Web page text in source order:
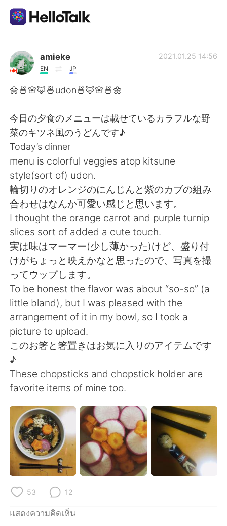
แอปแลกเปลี่ยนทางภาษา
AI Grammar Checker
English
繁體中文
العربية Français
Deutsch 日本語
한국어 Русский
Indonesia
Türkçe Tiếng Việt
Português
amieke
EN JP
2021.01.25 14:56
🌼🍜🌸🦊🍜udon🍜🦊🌸🍜🌼
今日の夕食のメニューは載せているカラフルな野
菜のキツネ風のうどんです♪
Today’s dinner
menu is colorful veggies atop kitsune
style(sort of) udon.
輪切りのオレンジのにんじんと紫のカブの組み
合わせはなんか可愛い感じと思います。
I thought the orange carrot and purple turnip
slices sort of added a cute touch.
実は味はマーマー(少し薄かった)けど、盛り付
けがちょっと映えかなと思ったので、写真を撮
ってウップします。
To be honest the flavor was about “so-so” (a
little bland), but I was pleased with the
arrangement of it in my bowl, so I took a
picture to upload.
このお箸と箸置きはお気に入りのアイテムです
♪
These chopsticks and chopstick holder are
favorite items of mine too.
53 12
แสดงความคิดเห็น